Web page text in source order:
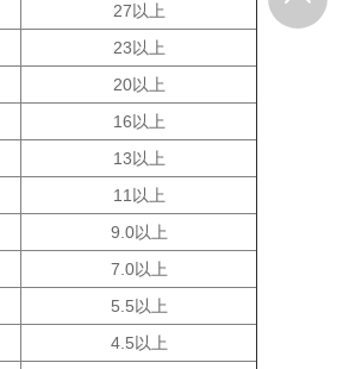
27以上
23以上
20以上
16以上
13以上
11以上
9.0以上
7.0以上
5.5以上
4.5以上